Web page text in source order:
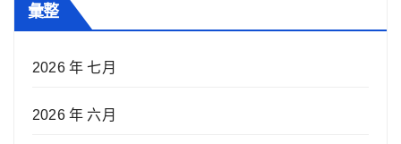
彙整
2026 年 七月
2026 年 六月